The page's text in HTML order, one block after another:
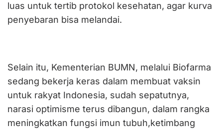
luas untuk tertib protokol kesehatan, agar kurva
penyebaran bisa melandai.
Selain itu, Kementerian BUMN, melalui Biofarma
sedang bekerja keras dalam membuat vaksin
untuk rakyat Indonesia, sudah sepatutnya,
narasi optimisme terus dibangun, dalam rangka
meningkatkan fungsi imun tubuh,ketimbang